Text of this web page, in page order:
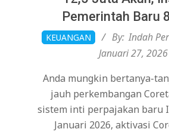
Pemerintah Baru
2026-
01-
KEUANGAN By: Indah
Januari 27, 2026
Anda mungkin bertanya-
jauh perkembangan
sistem inti perpajakan baru
Januari 2026, aktivasi